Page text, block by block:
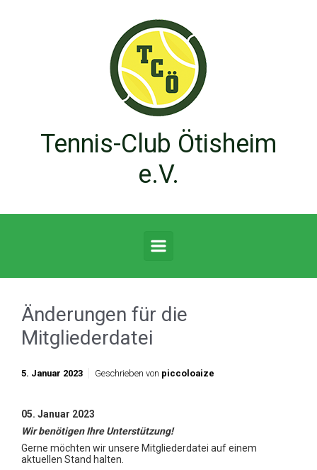
Tennis-Club Ötisheim
e.V.
Änderungen für die
Mitgliederdatei
5. Januar 2023 Geschrieben von piccoloaize
05. Januar 2023
Wir benötigen Ihre Unterstützung!
Gerne möchten wir unsere Mitgliederdatei auf einem
aktuellen Stand halten.